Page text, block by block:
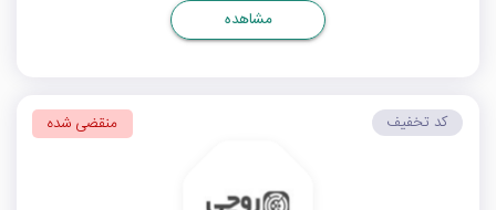
مشاهده
کد تخفیف منقضی شده